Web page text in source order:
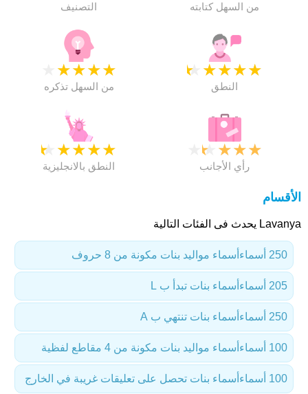
التصنيف من السهل كتابته
★
★
★
★
من السهل تذكره
★
★
★
★
★
النطق
★
★
★
★
★
النطق بالانجليزية
★
★
★
★
رأي الأجانب
الأقسام
Lavanya يحدث فى الفئات التالية
أسماء مواليد بنات مكونة من 8 حروف 250 أسماء
أسماء بنات تبدأ ب L 205 أسماء
أسماء بنات تنتهي ب A 250 أسماء
أسماء مواليد بنات مكونة من 4 مقاطع لفظية 100 أسماء
أسماء بنات تحصل على تعليقات غريبة في الخارج 100 أسماء